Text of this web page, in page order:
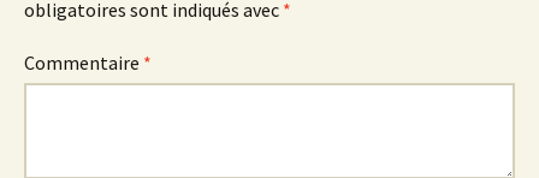
obligatoires sont indiqués avec *
Commentaire *